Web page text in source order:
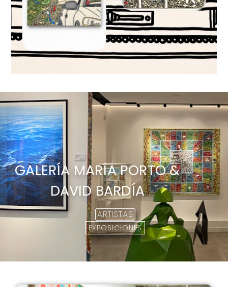
GALERÍA MARÍA PORTO &
DAVID BARDÍA
ARTISTAS
EXPOSICIONES